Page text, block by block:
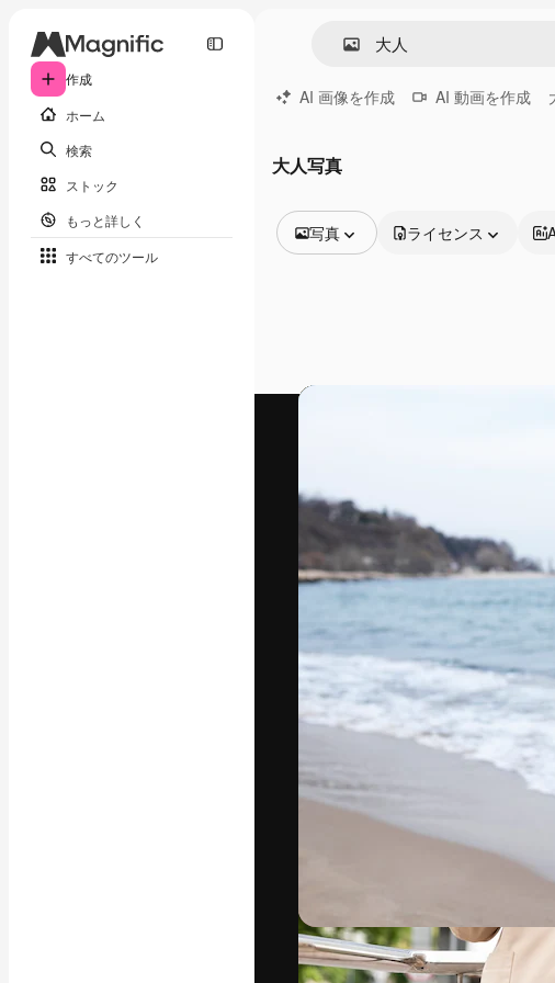
作成
ホーム
検索
ストック
もっと詳しく
すべてのツール
AI 画像を作成 AI 動画を作成
大人写真
写真
動画
3D モデル
フォント
ライセンス
最高のクリエイティブ
ットフォーム。クリエ
店、スタジオを含む100
Copyright © 2010-2026